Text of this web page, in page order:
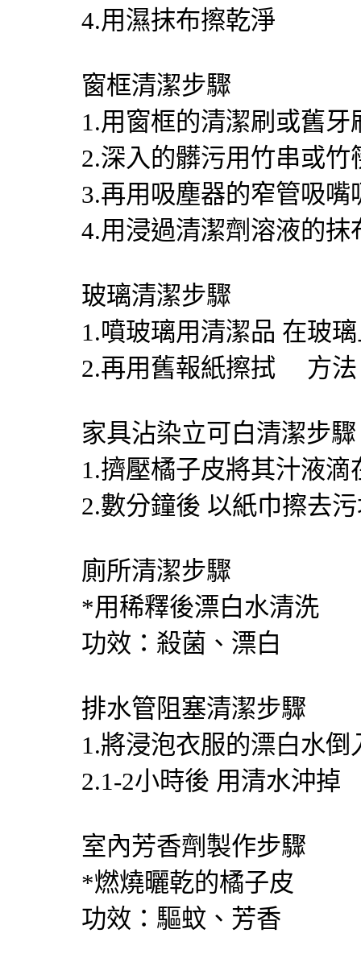
4.用濕抹布擦乾淨
窗框清潔步驟
1.用窗框的清潔刷或舊牙
2.深入的髒污用竹串或竹
3.再用吸塵器的窄管吸嘴
4.用浸過清潔劑溶液的
玻璃清潔步驟
1.噴玻璃用清潔品 在玻
2.再用舊報紙擦拭 方法
家具沾染立可白清潔步驟
1.擠壓橘子皮將其汁液滴
2.數分鐘後 以紙巾擦去
廁所清潔步驟
*用稀釋後漂白水清洗
功效：殺菌、漂白
排水管阻塞清潔步驟
1.將浸泡衣服的漂白水倒
2.1-2小時後 用清水沖掉
室內芳香劑製作步驟
*燃燒曬乾的橘子皮
功效：驅蚊、芳香